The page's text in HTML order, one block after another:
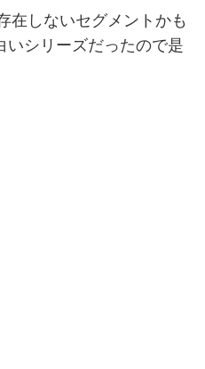
在しないセグメントかも
いシリーズだったので是